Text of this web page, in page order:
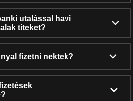
utalással havi
titeket?
fizetni nektek?